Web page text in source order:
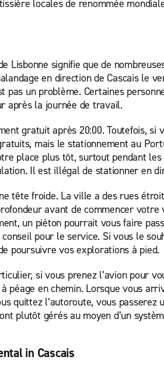
locales de renommée
signifie que de
en direction de Cascais le
pas un problème. Certaines
après la journée de travail.
gratuit après 20:00. Toutefois,
mais le stationnement au
place plus tôt, surtout pendant
Il est illégal de stationner en
tête froide. La ville a des rues
avant de commencer
un piéton pourrait vous faire
pour le service. Si vous le
poursuivre vos explorations à pied.
si vous prenez l’avion pour
péage en chemin. Lorsque vous
quittez l’autoroute, vous
plutôt gérés au moyen d’un
in Cascais